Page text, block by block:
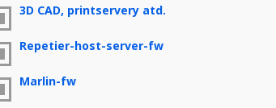
3D CAD, printservery atd.
Repetier-host-server-fw
Marlin-fw